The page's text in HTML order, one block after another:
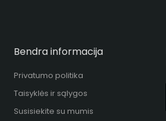
Bendra informacija
Privatumo politika
Taisyklės ir sąlygos
Susisiekite su mumis